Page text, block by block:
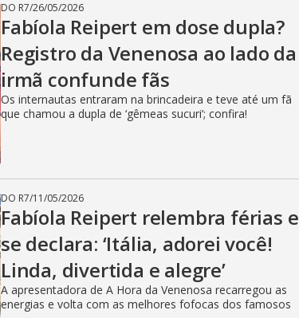
DO R7/26/05/2026
Fabíola Reipert em dose dupla?
Registro da Venenosa ao lado da
irmã confunde fãs
Os internautas entraram na brincadeira e teve até um fã
que chamou a dupla de ‘gêmeas sucuri’; confira!
DO R7/11/05/2026
Fabíola Reipert relembra férias e
se declara: ‘Itália, adorei você!
Linda, divertida e alegre’
A apresentadora de A Hora da Venenosa recarregou as
energias e volta com as melhores fofocas dos famosos